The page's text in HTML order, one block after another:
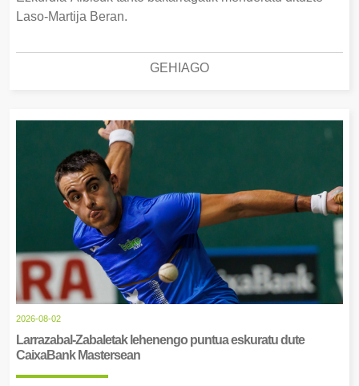
Laso-Martija Beran.
GEHIAGO
2026-08-02
Larrazabal-Zabaletak lehenengo puntua eskuratu dute
CaixaBank Mastersean